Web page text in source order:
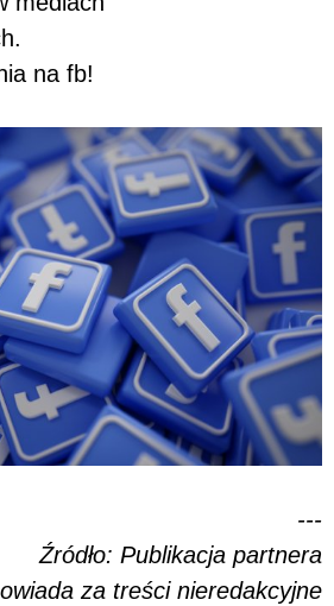
na fb!
---
Źródło: Publikacja partnera
za treści nieredakcyjne